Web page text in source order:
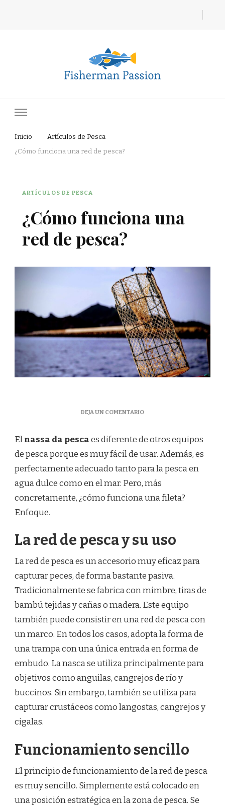
Inicio
Artículos de Pesca
¿Cómo funciona una red de pesca?
ARTÍCULOS DE PESCA
¿Cómo funciona una
red de pesca?
DEJA UN COMENTARIOEN
UNA
DE
PESCA?
Elnassa da pescaes diferente de otros equipos
de pesca porque es muy fácil de usar. Además, es
perfectamente adecuado tanto para la pesca en
agua dulce como en el mar. Pero, más
concretamente, ¿cómo funciona una fileta?
Enfoque.
La red de pesca y su uso
La red de pesca es un accesorio muy eficaz para
capturar peces, de forma bastante pasiva.
Tradicionalmente se fabrica con mimbre, tiras de
bambú tejidas y cañas o madera. Este equipo
también puede consistir en una red de pesca con
un marco. En todos los casos, adopta la forma de
una trampa con una única entrada en forma de
embudo. La nasca se utiliza principalmente para
objetivos como anguilas, cangrejos de río y
buccinos. Sin embargo, también se utiliza para
capturar crustáceos como langostas, cangrejos y
cigalas.
Funcionamiento sencillo
El principio de funcionamiento de la red de pesca
es muy sencillo. Simplemente está colocado en
una posición estratégica en la zona de pesca. Se